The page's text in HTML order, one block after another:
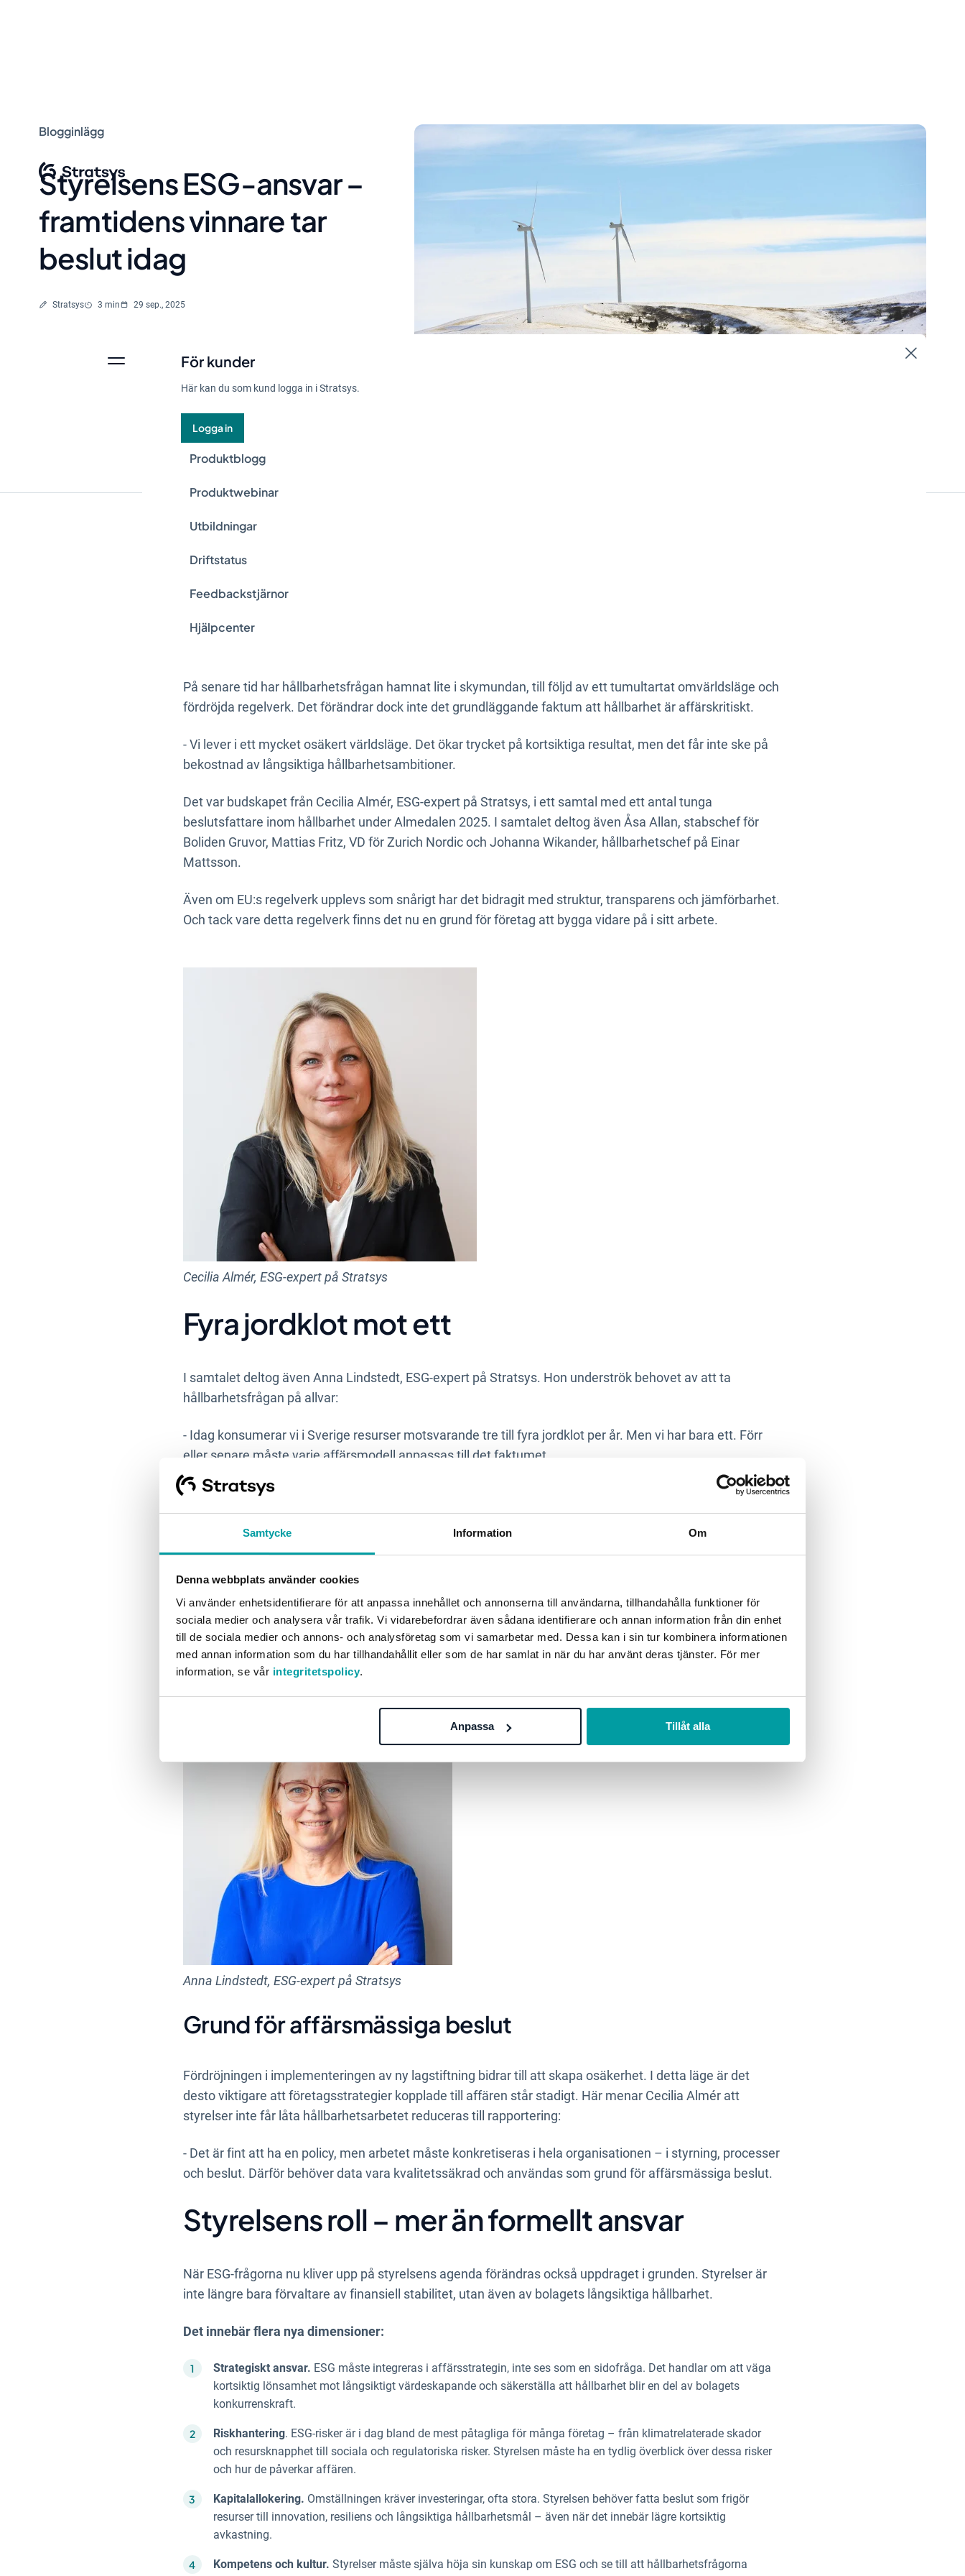
Samtycke Information Om
Denna webbplats använder cookies
Vi använder enhetsidentifierare för att anpassa innehållet och annonserna till användarna, tillhandahålla funktioner för
sociala medier och analysera vår trafik. Vi vidarebefordrar även sådana identifierare och annan information från din enhet
till de sociala medier och annons- och analysföretag som vi samarbetar med. Dessa kan i sin tur kombinera informationen
med annan information som du har tillhandahållit eller som de har samlat in när du har använt deras tjänster. För mer
information, se vår integritetspolicy.
Anpassa Tillåt alla
För kunder
Här kan du som kund logga in i Stratsys.
Logga in
Produktblogg
Produktwebinar
Utbildningar
Driftstatus
Feedbackstjärnor
Hjälpcenter
Blogginlägg
Styrelsens ESG-ansvar –
framtidens vinnare tar
beslut idag
Skriven av
Stratsys Lästid
3 min 29 sep., 2025
Styrelser står inför ett vägval som ställer ESG-frågan på sin spets. Antingen driver
kontrollerat sätt. Alternativet är att tvingas till abrupta vändningar, när kostnaderna
för att inte agera till slut blir för stora. Lärdomarna för styrelse och ledning är flera.
På senare tid har hållbarhetsfrågan hamnat lite i skymundan, till följd av ett tumultartat omvärldsläge och
fördröjda regelverk. Det förändrar dock inte det grundläggande faktum att hållbarhet är affärskritiskt.
- Vi lever i ett mycket osäkert världsläge. Det ökar trycket på kortsiktiga resultat, men det får inte ske på
bekostnad av långsiktiga hållbarhetsambitioner.
Det var budskapet från Cecilia Almér, ESG-expert på Stratsys, i ett samtal med ett antal tunga
beslutsfattare inom hållbarhet under Almedalen 2025. I samtalet deltog även Åsa Allan, stabschef för
Boliden Gruvor, Mattias Fritz, VD för Zurich Nordic och Johanna Wikander, hållbarhetschef på Einar
Mattsson.
Även om EU:s regelverk upplevs som snårigt har det bidragit med struktur, transparens och jämförbarhet.
Och tack vare detta regelverk finns det nu en grund för företag att bygga vidare på i sitt arbete.
Cecilia Almér, ESG-expert på Stratsys
Fyra jordklot mot ett
I samtalet deltog även Anna Lindstedt, ESG-expert på Stratsys. Hon underströk behovet av att ta
hållbarhetsfrågan på allvar:
- Idag konsumerar vi i Sverige resurser motsvarande tre till fyra jordklot per år. Men vi har bara ett. Förr
eller senare måste varje affärsmodell anpassas till det faktumet.
För styrelser innebär detta att kostnaderna för att inte agera blir tydliga. Redan idag ser vi stigande priser
på råvaror och energi, ökade försäkringspremier och större risk för produktionsstörningar. Gapet mellan
dagens investeringar i cirkulära affärsmodeller, klimatomställning och biologisk mångfald – och vad som
faktiskt krävs – är fortfarande enormt.
Kostnaden för passivitet – därför är det dags att ta hållbarhetsriskerna på allvar
Men utmaningen är också en möjlighet. När investeringarna växer skapas helt nya marknader för företag
som agerar i tid.
Anna Lindstedt, ESG-expert på Stratsys
Grund för affärsmässiga beslut
Fördröjningen i implementeringen av ny lagstiftning bidrar till att skapa osäkerhet. I detta läge är det
desto viktigare att företagsstrategier kopplade till affären står stadigt. Här menar Cecilia Almér att
styrelser inte får låta hållbarhetsarbetet reduceras till rapportering:
- Det är fint att ha en policy, men arbetet måste konkretiseras i hela organisationen – i styrning, processer
och beslut. Därför behöver data vara kvalitetssäkrad och användas som grund för affärsmässiga beslut.
Styrelsens roll – mer än formellt ansvar
När ESG-frågorna nu kliver upp på styrelsens agenda förändras också uppdraget i grunden. Styrelser är
inte längre bara förvaltare av finansiell stabilitet, utan även av bolagets långsiktiga hållbarhet.
Det innebär flera nya dimensioner:
Strategiskt ansvar. ESG måste integreras i affärsstrategin, inte ses som en sidofråga. Det handlar om att väga
kortsiktig lönsamhet mot långsiktigt värdeskapande och säkerställa att hållbarhet blir en del av bolagets
konkurrenskraft.
Riskhantering. ESG-risker är i dag bland de mest påtagliga för många företag – från klimatrelaterade skador
och resursknapphet till sociala och regulatoriska risker. Styrelsen måste ha en tydlig överblick över dessa risker
och hur de påverkar affären.
Kapitalallokering. Omställningen kräver investeringar, ofta stora. Styrelsen behöver fatta beslut som frigör
resurser till innovation, resiliens och långsiktiga hållbarhetsmål – även när det innebär lägre kortsiktig
avkastning.
Kompetens och kultur. Styrelser måste själva höja sin kunskap om ESG och se till att hållbarhetsfrågorna